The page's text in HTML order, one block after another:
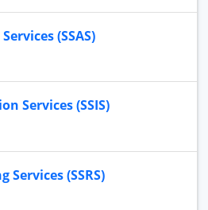
(SSAS)
Services (SSIS)
Services (SSRS)